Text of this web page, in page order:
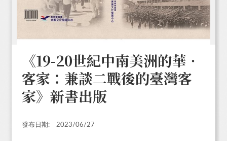
《19-20世紀中南美洲的華‧
客家：兼談二戰後的臺灣客
家》新書出版
發布日期: 2023/06/27